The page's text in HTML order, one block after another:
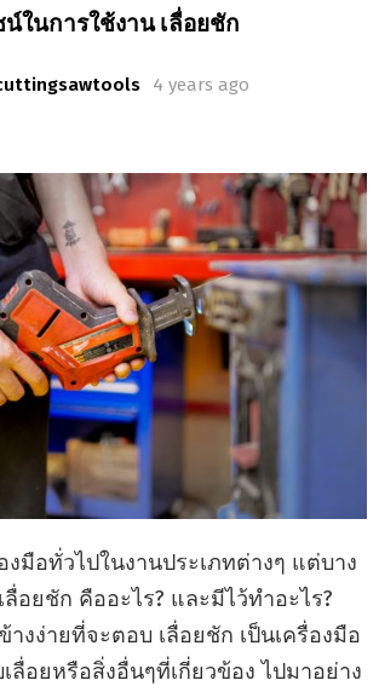
ในการใช้งาน เลื่อยชัก
4 years ago
งมือทั่วไปในงานประเภทต่างๆ แต่บาง
อยชัก คืออะไร? และมีไว้ทำอะไร?
งง่ายที่จะตอบ เลื่อยชัก เป็นเครื่องมือ
ลื่อยหรือสิ่งอื่นๆที่เกี่ยวข้อง ไปมาอย่าง